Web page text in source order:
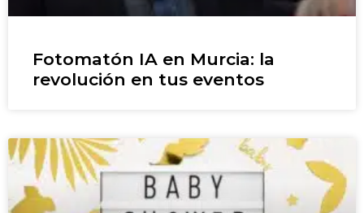
Fotomatón IA en Murcia: la
revolución en tus eventos